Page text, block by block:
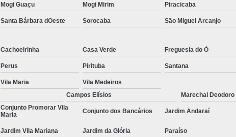
Tratamento
Tratamento para
Tratamento para
Tratamento para
Tratamento
Tratamento da Síndrome do
Tratamento
Mogi Guaçu Mogi Mirim Piracicaba
Santa Bárbara dOeste Sorocaba São Miguel Arcanjo
Cachoeirinha Casa Verde Freguesia do Ó
Perus Pirituba Santana
Vila Maria
Vila Medeiros
Campos Elísios Marechal Deodoro
Conjunto Promorar Vila
Maria
Conjunto dos Bancários Jardim Andaraí
Jardim Vila Mariana Jardim da Glória Paraíso